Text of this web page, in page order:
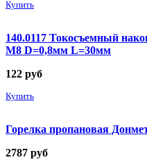
Купить
140.0117 Токосъемный
М8 D=0,8мм L=30мм
122 руб
Купить
Горелка пропановая
2787 руб